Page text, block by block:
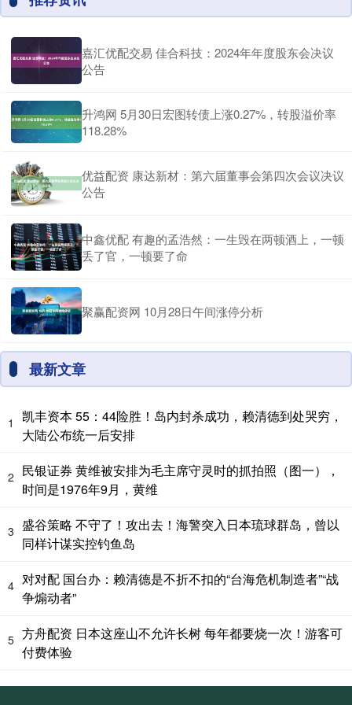
嘉汇优配交易 佳合科技：2024年年度股东会决议
公告
升鸿网 5月30日宏图转债上涨0.27%，转股溢价率
118.28%
优益配资 康达新材：第六届董事会第四次会议决议
公告
中鑫优配 有趣的孟浩然：一生毁在两顿酒上，一顿
丢了官，一顿要了命
聚赢配资网 10月28日午间涨停分析
最新文章
1
凯丰资本 55：44险胜！岛内封杀成功，赖清德到处哭穷，
大陆公布统一后安排
2 民银证券 黄维被安排为毛主席守灵时的抓拍照（图一），
时间是1976年9月，黄维
3 盛谷策略 不守了！攻出去！海警突入日本琉球群岛，曾以
同样计谋实控钓鱼岛
4 对对配 国台办：赖清德是不折不扣的“台海危机制造者”“战
争煽动者”
5 方舟配资 日本这座山不允许长树 每年都要烧一次！游客可
付费体验